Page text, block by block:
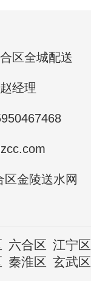
区全城配送
经理
区金陵送水网
六合区 江宁区
秦淮区 玄武区